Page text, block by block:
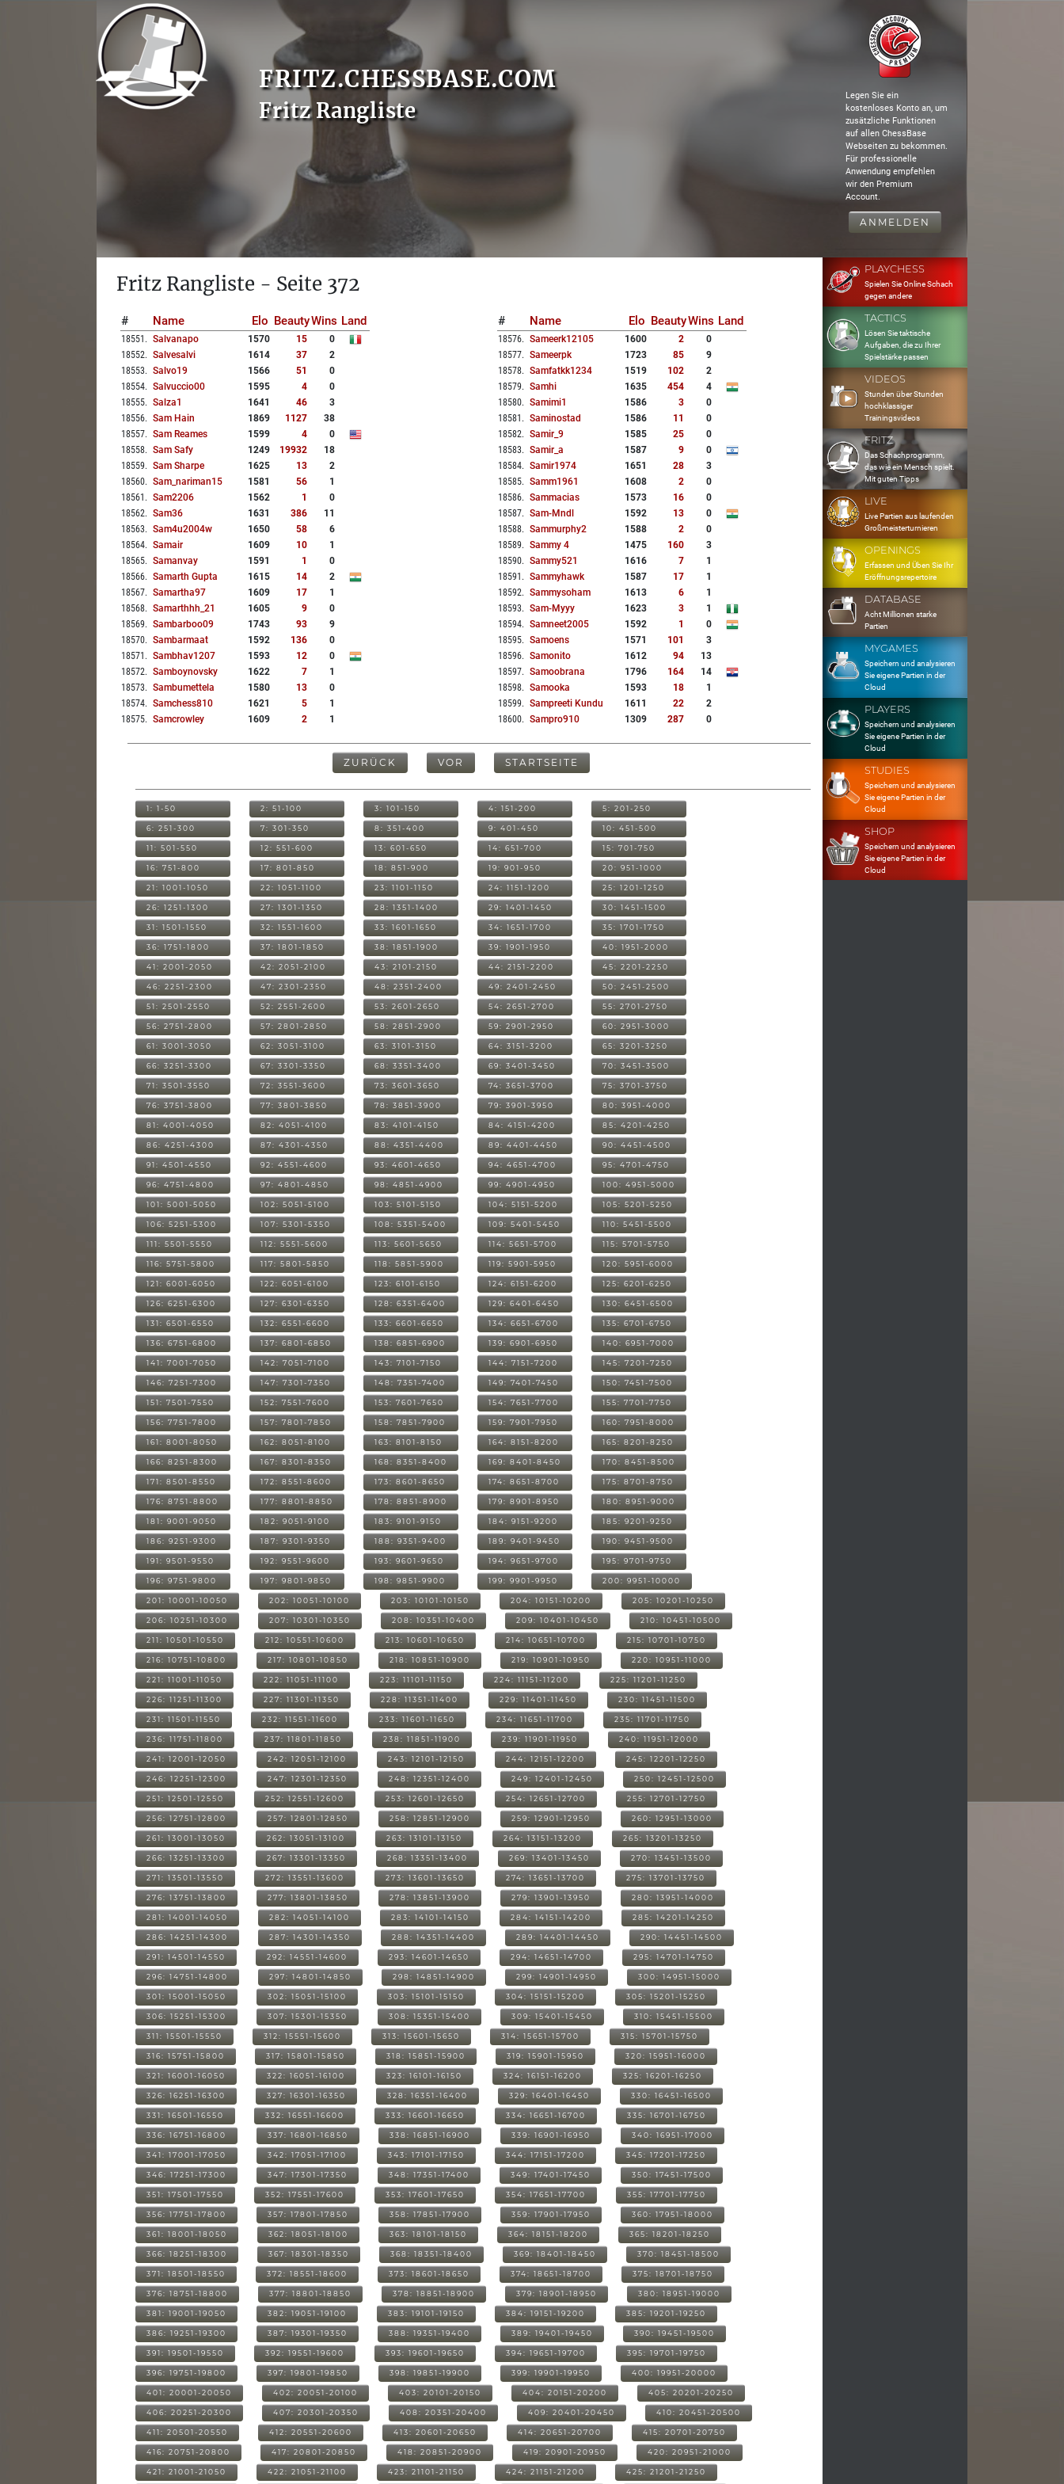
FRITZ.CHESSBASE.COM
Fritz Rangliste
Legen Sie ein
kostenloses Konto an, um
zusätzliche Funktionen
auf allen ChessBase
Webseiten zu bekommen.
Für professionelle
Anwendung empfehlen
wir den Premium
Account.
ANMELDEN
Fritz Rangliste - Seite 372
# Name Elo BeautyWins Land
18551 . Salvanapo 1570 15
0
18552. Salvesalvi 1614 37
2
18553. Salvo19 1566 51
0
18554. Salvuccio00 1595 4
0
18555. Salza1 1641 46
3
18556. Sam Hain 1869 1127
38
18557. Sam Reames 1599 4
0
18558. Sam Safy 1249 19932
18
18559. Sam Sharpe 1625 13
2
18560. Sam_nariman15 1581 56
1
18561 . Sam2206 1562 1
0
18562. Sam36 1631 386
11
18563. Sam4u2004w 1650 58
6
18564. Samair 1609 10
1
18565. Samanvay 1591 1
0
18566. Samarth Gupta 1615 14
2
18567. Samartha97 1609 17
1
18568. Samarthhh_21 1605 9
0
18569. Sambarboo09 1743 93
9
18570. Sambarmaat 1592 136
0
18571 . Sambhav1207 1593 12
0
18572. Samboynovsky 1622 7
1
18573. Sambumettela 1580 13
0
18574. Samchess810 1621 5
1
18575. Samcrowley 1609 2 1
# Name Elo BeautyWins Land
18576. Sameerk12105 1600 2
0
18577. Sameerpk 1723 85
9
18578. Samfatkk1234 1519 102
2
18579. Samhi 1635 454
4
18580. Samimi1 1586 3
0
18581 . Saminostad 1586 11
0
18582. Samir_9 1585 25
0
18583. Samir_a 1587 9
0
18584. Samir1974 1651 28
3
18585. Samm1961 1608 2
0
18586. Sammacias 1573 16
0
18587. Sam-Mndl 1592 13
0
18588. Sammurphy2 1588 2
0
18589. Sammy 4 1475 160
3
18590. Sammy521 1616 7
1
18591 . Sammyhawk 1587 17
1
18592. Sammysoham 1613 6
1
18593. Sam-Myyy 1623 3
1
18594. Samneet2005 1592 1
0
18595. Samoens 1571 101
3
18596. Samonito 1612 94
13
18597. Samoobrana 1796 164
14
18598. Samooka 1593 18
1
18599. Sampreeti Kundu 1611 22
2
18600. Sampro910 1309 287 0
ZURÜCK VOR STARTSEITE
1: 1-50 2: 51-100 3: 101-150 4: 151-200 5: 201-250
6: 251-300 7: 301-350 8: 351-400 9: 401-450 10: 451-500
11: 501-550 12: 551-600 13: 601-650 14: 651-700 15: 701-750
16: 751-800 17: 801-850 18: 851-900 19: 901-950 20: 951-1000
21: 1001-1050 22: 1051-1100 23: 1101-1150 24: 1151-1200 25: 1201-1250
26: 1251-1300 27: 1301-1350 28: 1351-1400 29: 1401-1450 30: 1451-1500
31: 1501-1550 32: 1551-1600 33: 1601-1650 34: 1651-1700 35: 1701-1750
36: 1751-1800 37: 1801-1850 38: 1851-1900 39: 1901-1950 40: 1951-2000
41: 2001-2050 42: 2051-2100 43: 2101-2150 44: 2151-2200 45: 2201-2250
46: 2251-2300 47: 2301-2350 48: 2351-2400 49: 2401-2450 50: 2451-2500
51: 2501-2550 52: 2551-2600 53: 2601-2650 54: 2651-2700 55: 2701-2750
56: 2751-2800 57: 2801-2850 58: 2851-2900 59: 2901-2950 60: 2951-3000
61: 3001-3050 62: 3051-3100 63: 3101-3150 64: 3151-3200 65: 3201-3250
66: 3251-3300 67: 3301-3350 68: 3351-3400 69: 3401-3450 70: 3451-3500
71: 3501-3550 72: 3551-3600 73: 3601-3650 74: 3651-3700 75: 3701-3750
76: 3751-3800 77: 3801-3850 78: 3851-3900 79: 3901-3950 80: 3951-4000
81: 4001-4050 82: 4051-4100 83: 4101-4150 84: 4151-4200 85: 4201-4250
86: 4251-4300 87: 4301-4350 88: 4351-4400 89: 4401-4450 90: 4451-4500
91: 4501-4550 92: 4551-4600 93: 4601-4650 94: 4651-4700 95: 4701-4750
96: 4751-4800 97: 4801-4850 98: 4851-4900 99: 4901-4950 100: 4951-5000
101: 5001-5050 102: 5051-5100 103: 5101-5150 104: 5151-5200 105: 5201-5250
106: 5251-5300 107: 5301-5350 108: 5351-5400 109: 5401-5450 110: 5451-5500
111: 5501-5550 112: 5551-5600 113: 5601-5650 114: 5651-5700 115: 5701-5750
116: 5751-5800 117: 5801-5850 118: 5851-5900 119: 5901-5950 120: 5951-6000
121: 6001-6050 122: 6051-6100 123: 6101-6150 124: 6151-6200 125: 6201-6250
126: 6251-6300 127: 6301-6350 128: 6351-6400 129: 6401-6450 130: 6451-6500
131: 6501-6550 132: 6551-6600 133: 6601-6650 134: 6651-6700 135: 6701-6750
136: 6751-6800 137: 6801-6850 138: 6851-6900 139: 6901-6950 140: 6951-7000
141: 7001-7050 142: 7051-7100 143: 7101-7150 144: 7151-7200 145: 7201-7250
146: 7251-7300 147: 7301-7350 148: 7351-7400 149: 7401-7450 150: 7451-7500
151: 7501-7550 152: 7551-7600 153: 7601-7650 154: 7651-7700 155: 7701-7750
156: 7751-7800 157: 7801-7850 158: 7851-7900 159: 7901-7950 160: 7951-8000
161: 8001-8050 162: 8051-8100 163: 8101-8150 164: 8151-8200 165: 8201-8250
166: 8251-8300 167: 8301-8350 168: 8351-8400 169: 8401-8450 170: 8451-8500
171: 8501-8550 172: 8551-8600 173: 8601-8650 174: 8651-8700 175: 8701-8750
176: 8751-8800 177: 8801-8850 178: 8851-8900 179: 8901-8950 180: 8951-9000
181: 9001-9050 182: 9051-9100 183: 9101-9150 184: 9151-9200 185: 9201-9250
186: 9251-9300 187: 9301-9350 188: 9351-9400 189: 9401-9450 190: 9451-9500
191: 9501-9550 192: 9551-9600 193: 9601-9650 194: 9651-9700 195: 9701-9750
196: 9751-9800 197: 9801-9850 198: 9851-9900 199: 9901-9950 200: 9951-10000
201: 10001-10050 202: 10051-10100 203: 10101-10150 204: 10151-10200 205: 10201-10250
206: 10251-10300 207: 10301-10350 208: 10351-10400 209: 10401-10450 210: 10451-10500
211: 10501-10550 212: 10551-10600 213: 10601-10650 214: 10651-10700 215: 10701-10750
216: 10751-10800 217: 10801-10850 218: 10851-10900 219: 10901-10950 220: 10951-11000
221: 11001-11050 222: 11051-11100 223: 11101-11150 224: 11151-11200 225: 11201-11250
226: 11251-11300 227: 11301-11350 228: 11351-11400 229: 11401-11450 230: 11451-11500
231: 11501-11550 232: 11551-11600 233: 11601-11650 234: 11651-11700 235: 11701-11750
236: 11751-11800 237: 11801-11850 238: 11851-11900 239: 11901-11950 240: 11951-12000
241: 12001-12050 242: 12051-12100 243: 12101-12150 244: 12151-12200 245: 12201-12250
246: 12251-12300 247: 12301-12350 248: 12351-12400 249: 12401-12450 250: 12451-12500
251: 12501-12550 252: 12551-12600 253: 12601-12650 254: 12651-12700 255: 12701-12750
256: 12751-12800 257: 12801-12850 258: 12851-12900 259: 12901-12950 260: 12951-13000
261: 13001-13050 262: 13051-13100 263: 13101-13150 264: 13151-13200 265: 13201-13250
266: 13251-13300 267: 13301-13350 268: 13351-13400 269: 13401-13450 270: 13451-13500
271: 13501-13550 272: 13551-13600 273: 13601-13650 274: 13651-13700 275: 13701-13750
276: 13751-13800 277: 13801-13850 278: 13851-13900 279: 13901-13950 280: 13951-14000
281: 14001-14050 282: 14051-14100 283: 14101-14150 284: 14151-14200 285: 14201-14250
286: 14251-14300 287: 14301-14350 288: 14351-14400 289: 14401-14450 290: 14451-14500
291: 14501-14550 292: 14551-14600 293: 14601-14650 294: 14651-14700 295: 14701-14750
296: 14751-14800 297: 14801-14850 298: 14851-14900 299: 14901-14950 300: 14951-15000
301: 15001-15050 302: 15051-15100 303: 15101-15150 304: 15151-15200 305: 15201-15250
306: 15251-15300 307: 15301-15350 308: 15351-15400 309: 15401-15450 310: 15451-15500
311: 15501-15550 312: 15551-15600 313: 15601-15650 314: 15651-15700 315: 15701-15750
316: 15751-15800 317: 15801-15850 318: 15851-15900 319: 15901-15950 320: 15951-16000
321: 16001-16050 322: 16051-16100 323: 16101-16150 324: 16151-16200 325: 16201-16250
326: 16251-16300 327: 16301-16350 328: 16351-16400 329: 16401-16450 330: 16451-16500
331: 16501-16550 332: 16551-16600 333: 16601-16650 334: 16651-16700 335: 16701-16750
336: 16751-16800 337: 16801-16850 338: 16851-16900 339: 16901-16950 340: 16951-17000
341: 17001-17050 342: 17051-17100 343: 17101-17150 344: 17151-17200 345: 17201-17250
346: 17251-17300 347: 17301-17350 348: 17351-17400 349: 17401-17450 350: 17451-17500
351: 17501-17550 352: 17551-17600 353: 17601-17650 354: 17651-17700 355: 17701-17750
356: 17751-17800 357: 17801-17850 358: 17851-17900 359: 17901-17950 360: 17951-18000
361: 18001-18050 362: 18051-18100 363: 18101-18150 364: 18151-18200 365: 18201-18250
366: 18251-18300 367: 18301-18350 368: 18351-18400 369: 18401-18450 370: 18451-18500
371: 18501-18550 372: 18551-18600 373: 18601-18650 374: 18651-18700 375: 18701-18750
376: 18751-18800 377: 18801-18850 378: 18851-18900 379: 18901-18950 380: 18951-19000
381: 19001-19050 382: 19051-19100 383: 19101-19150 384: 19151-19200 385: 19201-19250
386: 19251-19300 387: 19301-19350 388: 19351-19400 389: 19401-19450 390: 19451-19500
391: 19501-19550 392: 19551-19600 393: 19601-19650 394: 19651-19700 395: 19701-19750
396: 19751-19800 397: 19801-19850 398: 19851-19900 399: 19901-19950 400: 19951-20000
401: 20001-20050 402: 20051-20100 403: 20101-20150 404: 20151-20200 405: 20201-20250
406: 20251-20300 407: 20301-20350 408: 20351-20400 409: 20401-20450 410: 20451-20500
411: 20501-20550 412: 20551-20600 413: 20601-20650 414: 20651-20700 415: 20701-20750
416: 20751-20800 417: 20801-20850 418: 20851-20900 419: 20901-20950 420: 20951-21000
421: 21001-21050 422: 21051-21100 423: 21101-21150 424: 21151-21200 425: 21201-21250
PLAYCHESS
Spielen Sie Online Schach
gegen andere
TACTICS
Lösen Sie taktische
Aufgaben, die zu Ihrer
Spielstärke passen
VIDEOS
Stunden über Stunden
hochklassiger
Trainingsvideos
FRITZ
Das Schachprogramm,
das wie ein Mensch spielt.
Mit guten Tipps
LIVE
Live Partien aus laufenden
Großmeisterturnieren
OPENINGS
Erfassen und Üben Sie Ihr
Eröffnungsrepertoire
DATABASE
Acht Millionen starke
Partien
MYGAMES
Speichern und analysieren
Sie eigene Partien in der
Cloud
PLAYERS
Speichern und analysieren
Sie eigene Partien in der
Cloud
STUDIES
Speichern und analysieren
Sie eigene Partien in der
Cloud
SHOP
Speichern und analysieren
Sie eigene Partien in der
Cloud